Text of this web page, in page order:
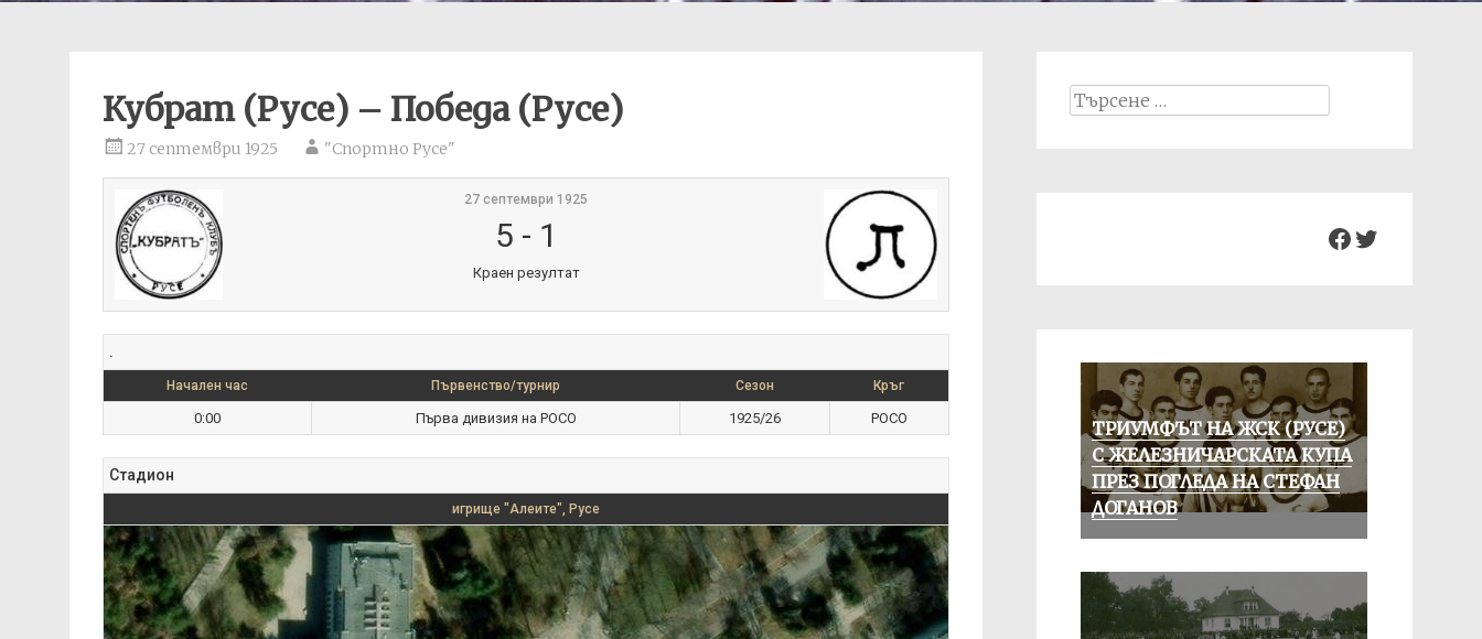
Кубрат (Русе) – Победа (Русе)
27 септември 1925 "Спортно Русе"
27 септември 1925
5 - 1
Краен резултат
.
Начален час Първенство/турнир Сезон Кръг
0:00 Първа дивизия на РОСО 1925/26 РОСО
Стадион
игрище "Алеите", Русе
Search
Facebook
Twitter
ТРИУМФЪТ НА ЖСК (РУСЕ)
С ЖЕЛЕЗНИЧАРСКАТА КУПА
ПРЕЗ ПОГЛЕДА НА СТЕФАН
ДОГАНОВ